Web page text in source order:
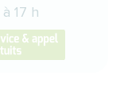
17 h